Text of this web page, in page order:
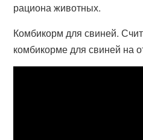
рациона животных.
Комбикорм для свиней.
комбикорме для свиней на